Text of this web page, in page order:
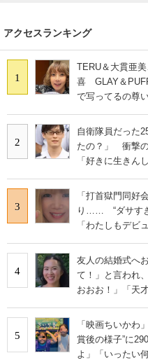
アクセスランキング
1
TERU＆大貫亜
喜 GLAY＆
で写ってるの尊い
2
自衛隊員だった
たの？」 衝撃の
「好きに生きん
3
「打首獄門同好
り…… “ダサすぎ
「わたしもデビ
4
友人の結婚式へ
て！」と言われ
おおお！」「天
5
「映画ちいかわ
賞後の様子”に
よ」「いったい何